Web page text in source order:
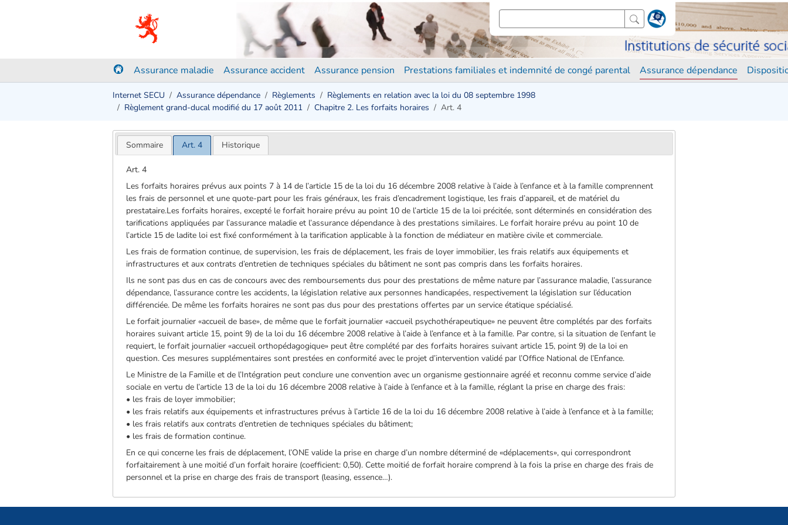
Assurance maladie Assurance accident Assurance pension Prestations familiales et indemnité de congé parental Assurance dépendance
Internet SECU Assurance dépendance Règlements
Règlements en relation avec la loi du 08 septembre 1998
Règlement grand-ducal modifié du 17 août 2011
Chapitre 2. Les forfaits horaires Art. 4
Sommaire Art. 4 Historique
Art. 4
Les forfaits horaires prévus aux points 7 à 14 de l’article 15 de la loi du 16 décembre 2008 relative à l’aide à l’enfance et à la famille comprennent
les frais de personnel et une quote-part pour les frais généraux, les frais d’encadrement logistique, les frais d’appareil, et de matériel du
prestataire.Les forfaits horaires, excepté le forfait horaire prévu au point 10 de l’article 15 de la loi précitée, sont déterminés en considération des
tarifications appliquées par l’assurance maladie et l’assurance dépendance à des prestations similaires. Le forfait horaire prévu au point 10 de
l’article 15 de ladite loi est fixé conformément à la tarification applicable à la fonction de médiateur en matière civile et commerciale.
Les frais de formation continue, de supervision, les frais de déplacement, les frais de loyer immobilier, les frais relatifs aux équipements et
infrastructures et aux contrats d’entretien de techniques spéciales du bâtiment ne sont pas compris dans les forfaits horaires.
Ils ne sont pas dus en cas de concours avec des remboursements dus pour des prestations de même nature par l’assurance maladie, l’assurance
dépendance, l’assurance contre les accidents, la législation relative aux personnes handicapées, respectivement la législation sur l’éducation
différenciée. De même les forfaits horaires ne sont pas dus pour des prestations offertes par un service étatique spécialisé.
Le forfait journalier «accueil de base», de même que le forfait journalier «accueil psychothérapeutique» ne peuvent être complétés par des forfaits
horaires suivant article 15, point 9) de la loi du 16 décembre 2008 relative à l’aide à l’enfance et à la famille. Par contre, si la situation de l’enfant le
requiert, le forfait journalier «accueil orthopédagogique» peut être complété par des forfaits horaires suivant article 15, point 9) de la loi en
question. Ces mesures supplémentaires sont prestées en conformité avec le projet d’intervention validé par l’Office National de l’Enfance.
Le Ministre de la Famille et de l’Intégration peut conclure une convention avec un organisme gestionnaire agréé et reconnu comme service d’aide
sociale en vertu de l’article 13 de la loi du 16 décembre 2008 relative à l’aide à l’enfance et à la famille, réglant la prise en charge des frais:
• les frais de loyer immobilier;
• les frais relatifs aux équipements et infrastructures prévus à l’article 16 de la loi du 16 décembre 2008 relative à l’aide à l’enfance et à la famille;
• les frais relatifs aux contrats d’entretien de techniques spéciales du bâtiment;
• les frais de formation continue.
En ce qui concerne les frais de déplacement, l’ONE valide la prise en charge d’un nombre déterminé de «déplacements», qui correspondront
forfaitairement à une moitié d’un forfait horaire (coefficient: 0,50). Cette moitié de forfait horaire comprend à la fois la prise en charge des frais de
personnel et la prise en charge des frais de transport (leasing, essence…).